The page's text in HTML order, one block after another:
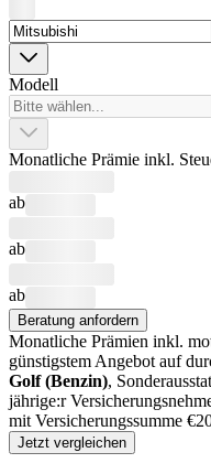
Modell
Monatliche Prämie inkl.
ab
ab
ab
Beratung anfordern
Monatliche Prämien inkl.
günstigstem Angebot auf
Golf(Benzin),
jährige:r
mit Versicherungssumme €
Jetzt vergleichen